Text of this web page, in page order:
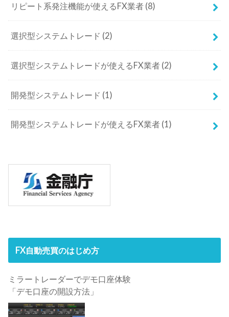
リピート系発注機能が使えるFX業者 (8)
選択型システムトレード (2)
選択型システムトレードが使えるFX業者 (2)
開発型システムトレード (1)
開発型システムトレードが使えるFX業者 (1)
FX自動売買のはじめ方
ミラートレーダーでデモ口座体験
「デモ口座の開設方法」